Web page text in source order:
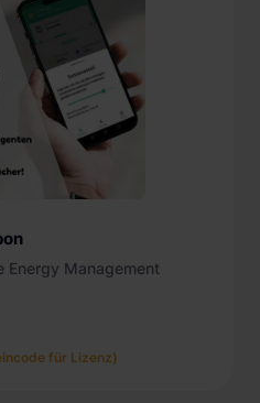
Energy Management
für Lizenz)